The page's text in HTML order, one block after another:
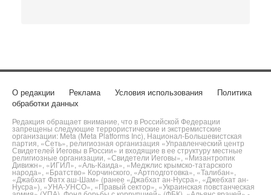
О редакции Реклама Условия использования
Политика
обработки данных
Редакция обращает внимание, что в Российской Федерации
запрещены следующие террористические и экстремистские
организации: Meta (Meta Platforms Inc), Национал-Большевистская
партия, «Сеть», религиозная организация «Управленческий центр
Свидетелей Иеговы в России» и входящие в ее структуру местные
религиозные организации, «Свидетели Иеговы», «Мизантропик
Дивижн», «ИГИЛ», «Аль-Каида», «Меджлис крымско-татарского
народа», «Братство» Корчинского, «Артподготовка», «Талибан»,
«Джабхат Фатх аш-Шам» (ранее «Джабхат ан-Нусра», «Джебхат ан-
Нусра»), «УНА-УНСО», «Правый сектор», «Украинская повстанческая